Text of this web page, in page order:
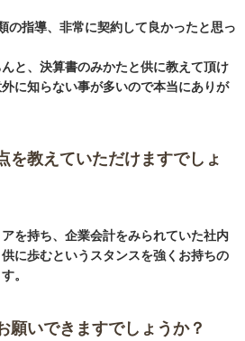
の指導、非常に契約して良かったと思っ
と、決算書のみかたと供に教えて頂け
に知らない事が多いので本当にありが
を教えていただけますでしょ
を持ち、企業会計をみられていた社内
に歩むというスタンスを強くお持ちの
。
願いできますでしょうか？